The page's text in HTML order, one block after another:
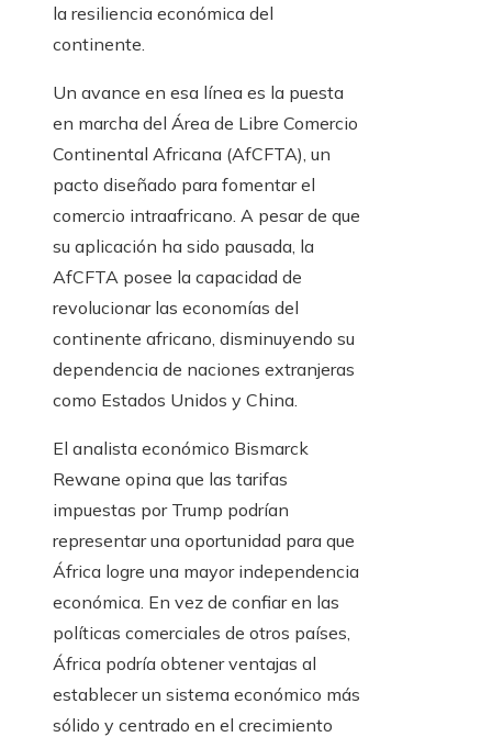
la resiliencia económica del
continente.
Un avance en esa línea es la puesta
en marcha del Área de Libre Comercio
Continental Africana (AfCFTA), un
pacto diseñado para fomentar el
comercio intraafricano. A pesar de que
su aplicación ha sido pausada, la
AfCFTA posee la capacidad de
revolucionar las economías del
continente africano, disminuyendo su
dependencia de naciones extranjeras
como Estados Unidos y China.
El analista económico Bismarck
Rewane opina que las tarifas
impuestas por Trump podrían
representar una oportunidad para que
África logre una mayor independencia
económica. En vez de confiar en las
políticas comerciales de otros países,
África podría obtener ventajas al
establecer un sistema económico más
sólido y centrado en el crecimiento